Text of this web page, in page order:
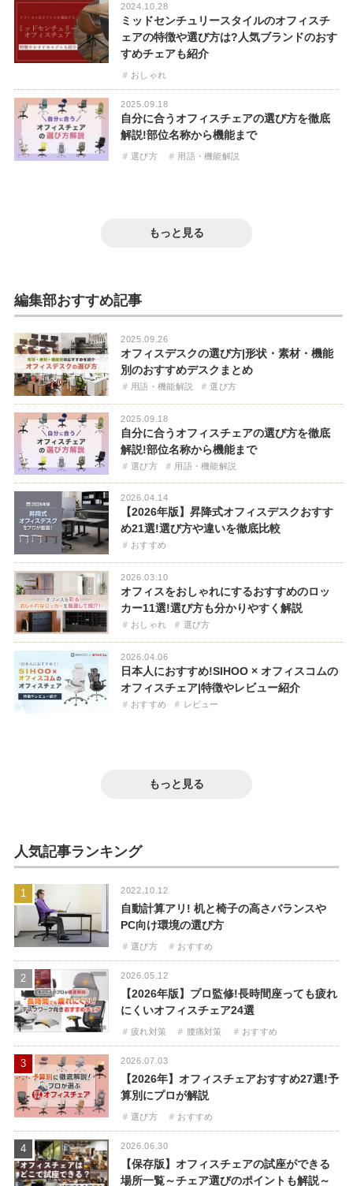
もっと見る
2024.10.28
ミッドセンチュリースタイルのオフィスチ
ェアの特徴や選び方は?人気ブランドのおす
すめチェアも紹介
おしゃれ
2025.09.18
自分に合うオフィスチェアの選び方を徹底
解説!部位名称から機能まで
選び方 用語・機能解説
い高機能デスクチェアの選び方
ィスチェア使いや選び方を解説
SIHOO オフィスチェアとは?ブランドの特
編集部おすすめ記事
もっと見る
2025.09.26
オフィスデスクの選び方|形状・素材・機能
別のおすすめデスクまとめ
用語・機能解説 選び方
2025.09.18
自分に合うオフィスチェアの選び方を徹底
解説!部位名称から機能まで
選び方 用語・機能解説
2026.04.14
【2026年版】昇降式オフィスデスクおすす
め21選!選び方や違いを徹底比較
おすすめ
2026.03.10
オフィスをおしゃれにするおすすめのロッ
カー11選!選び方も分かりやすく解説
おしゃれ 選び方
2026.04.06
日本人におすすめ!SIHOO × オフィスコムの
オフィスチェア|特徴やレビュー紹介
おすすめ レビュー
おしゃれ
徹底レビュー
別おすすめ商品も紹介
オフィスデスクのオーダーメイドなら
人気記事ランキング
1 2022.10.12
自動計算アリ! 机と椅子の高さバランスや
PC向け環境の選び方
選び方 おすすめ
2 2026.05.12
【2026年版】プロ監修!長時間座っても疲れ
にくいオフィスチェア24選
疲れ対策 腰痛対策 おすすめ
3 2026.07.03
【2026年】オフィスチェアおすすめ27選!予
算別にプロが解説
選び方 おすすめ
4 2026.06.30
【保存版】オフィスチェアの試座ができる
場所一覧～チェア選びのポイントも解説～